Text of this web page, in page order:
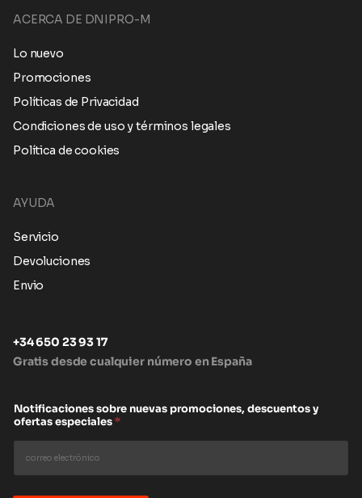
ACERCA DE DNIPRO-M
Lo nuevo
Promociones
Políticas de Privacidad
Condiciones de uso y términos legales
Política de cookies
AYUDA
Servicio
Devoluciones
Envio
+34 650 23 93 17
Gratis desde cualquier número en España
Notificaciones sobre nuevas promociones, descuentos y
ofertas especiales*